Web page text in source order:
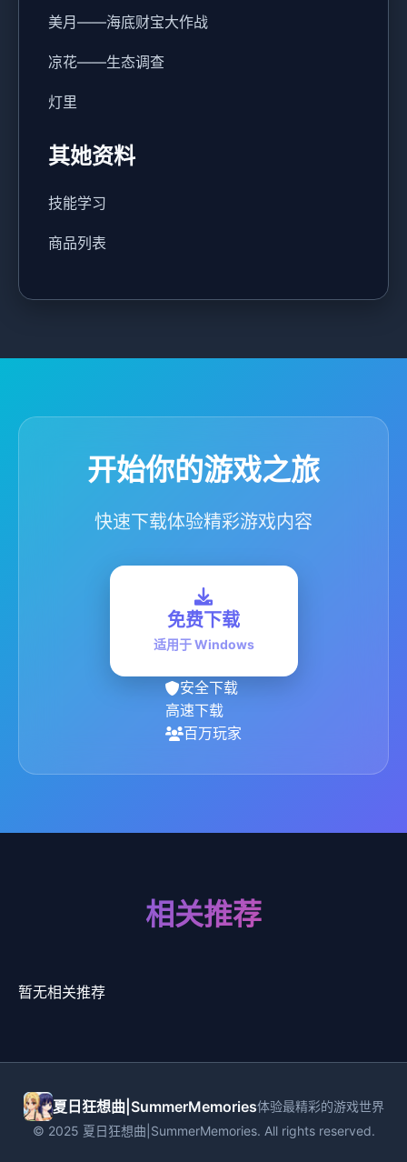
美月——海底财宝大作战
凉花——生态调查
灯里
其她资料
技能学习
商品列表
开始你的游戏之旅
快速下载体验精彩游戏内容
免费下载
适用于 Windows
安全下载
高速下载
百万玩家
相关推荐
暂无相关推荐
夏日狂想曲|SummerMemories体验最精彩的游戏世界
© 2025 夏日狂想曲|SummerMemories. All rights reserved.